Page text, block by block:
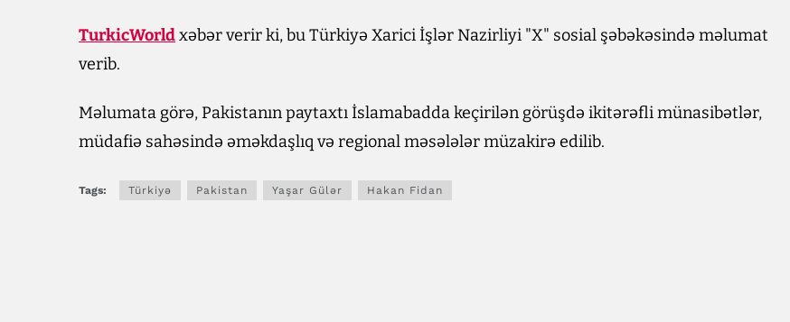
TurkicWorldxəbər verir ki, bu Türkiyə Xarici İşlər Nazirliyi "X" sosial şəbəkəsində məlumat
verib.
Məlumata görə, Pakistanın paytaxtı İslamabadda keçirilən görüşdə ikitərəfli münasibətlər,
müdafiə sahəsində əməkdaşlıq və regional məsələlər müzakirə edilib.
Tags: Türkiyə Pakistan Yaşar Gülər Hakan Fidan